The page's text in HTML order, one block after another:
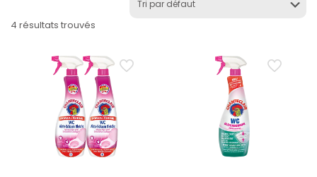
Entretien & nettoyage de la maison
Anticalcaire
Nettoyage salle de bain & WC
Nettoyant salle de bain
4 résultats trouvés